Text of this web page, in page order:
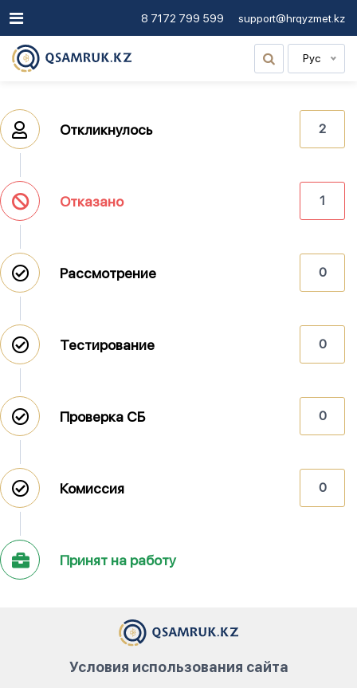
8 7172 799 599 support@hrqyzmet.kz
Рус
Откликнулось 2
Отказано 1
Рассмотрение 0
Тестирование 0
Проверка СБ 0
Комиссия 0
Принят на работу
Условия использования сайта